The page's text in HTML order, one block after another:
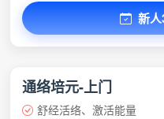
新
通络培元-上门
舒经活络、激活能量